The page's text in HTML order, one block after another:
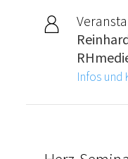
Infos und